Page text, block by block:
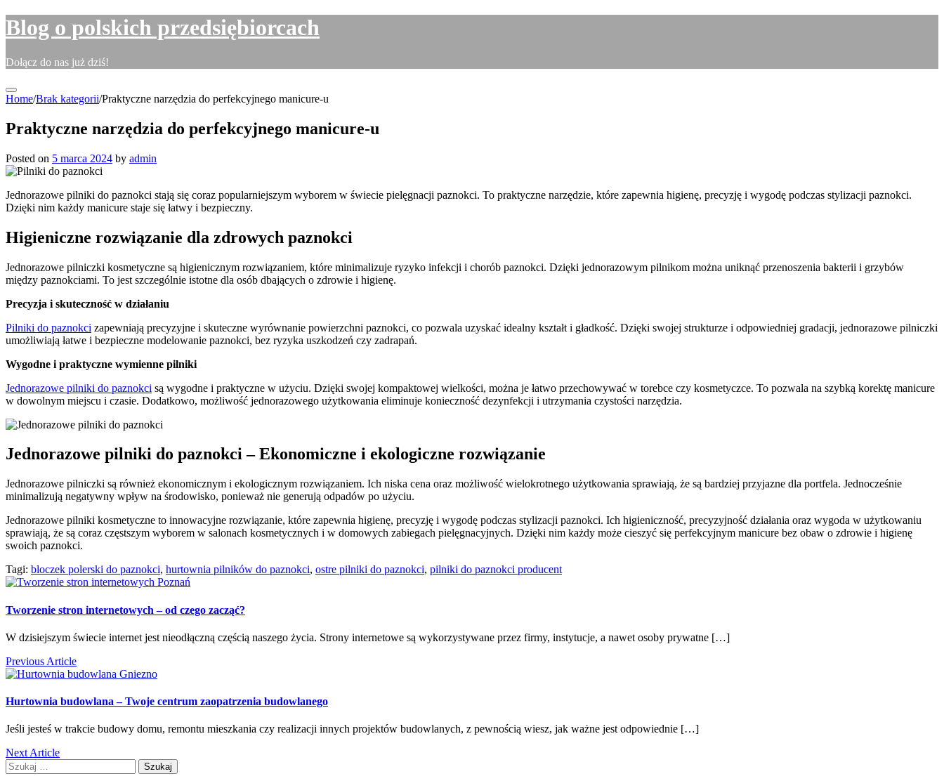
Skip
to
Blog o polskich przedsiębiorcach
Dołącz do nas już dziś!
Home/Brak kategorii/Praktyczne narzędzia do perfekcyjnego manicure-u
Praktyczne narzędzia do perfekcyjnego manicure-u
Posted on 5 marca 2024 by admin
Jednorazowe pilniki do paznokci stają się coraz popularniejszym wyborem w świecie pielęgnacji paznokci. To praktyczne narzędzie, które zapewnia higienę, precyzję i wygodę podczas stylizacji paznokci.
Dzięki nim każdy manicure staje się łatwy i bezpieczny.
Higieniczne rozwiązanie dla zdrowych paznokci
Jednorazowe pilniczki kosmetyczne są higienicznym rozwiązaniem, które minimalizuje ryzyko infekcji i chorób paznokci. Dzięki jednorazowym pilnikom można uniknąć przenoszenia bakterii i grzybów
między paznokciami. To jest szczególnie istotne dla osób dbających o zdrowie i higienę.
Precyzja i skuteczność w działaniu
Pilniki do paznokci zapewniają precyzyjne i skuteczne wyrównanie powierzchni paznokci, co pozwala uzyskać idealny kształt i gładkość. Dzięki swojej strukturze i odpowiedniej gradacji, jednorazowe pilniczki
umożliwiają łatwe i bezpieczne modelowanie paznokci, bez ryzyka uszkodzeń czy zadrapań.
Wygodne i praktyczne wymienne pilniki
Jednorazowe pilniki do paznokci są wygodne i praktyczne w użyciu. Dzięki swojej kompaktowej wielkości, można je łatwo przechowywać w torebce czy kosmetyczce. To pozwala na szybką korektę manicure
w dowolnym miejscu i czasie. Dodatkowo, możliwość jednorazowego użytkowania eliminuje konieczność dezynfekcji i utrzymania czystości narzędzia.
Jednorazowe pilniki do paznokci – Ekonomiczne i ekologiczne rozwiązanie
Jednorazowe pilniczki są również ekonomicznym i ekologicznym rozwiązaniem. Ich niska cena oraz możliwość wielokrotnego użytkowania sprawiają, że są bardziej przyjazne dla portfela. Jednocześnie
minimalizują negatywny wpływ na środowisko, ponieważ nie generują odpadów po użyciu.
Jednorazowe pilniki kosmetyczne to innowacyjne rozwiązanie, które zapewnia higienę, precyzję i wygodę podczas stylizacji paznokci. Ich higieniczność, precyzyjność działania oraz wygoda w użytkowaniu
sprawiają, że są coraz częstszym wyborem w salonach kosmetycznych i w domowych zabiegach pielęgnacyjnych. Dzięki nim każdy może cieszyć się perfekcyjnym manicure bez obaw o zdrowie i higienę
swoich paznokci.
Tagi: bloczek polerski do paznokci, hurtownia pilników do paznokci, ostre pilniki do paznokci, pilniki do paznokci producent
Tworzenie stron internetowych – od czego zacząć?
W dzisiejszym świecie internet jest nieodłączną częścią naszego życia. Strony internetowe są wykorzystywane przez firmy, instytucje, a nawet osoby prywatne […]
Previous Article
Hurtownia budowlana – Twoje centrum zaopatrzenia budowlanego
Jeśli jesteś w trakcie budowy domu, remontu mieszkania czy realizacji innych projektów budowlanych, z pewnością wiesz, jak ważne jest odpowiednie […]
Next Article
Szukaj: